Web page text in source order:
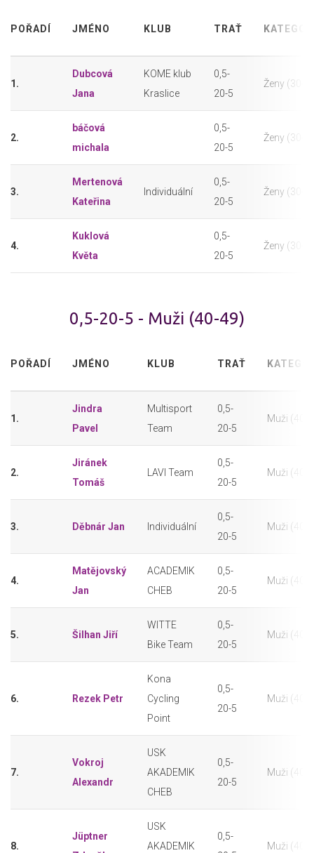
POŘADÍ JMÉNO KLUB TRAŤ
1.
Dubcová
Jana
KOME klub
Kraslice
0,5-
20-5
Ženy (30-
2.
báčová
michala
0,5-
20-5
Ženy (30-
3.
Mertenová
Kateřina
Individuální
0,5-
20-5
Ženy (30-
4.
Kuklová
Květa
0,5-
20-5
Ženy (30-
0,5-20-5 - Muži (40-49)
POŘADÍ JMÉNO KLUB TRAŤ
1.
Jindra
Pavel
Multisport
Team
0,5-
20-5
Muži (40-
2.
Jiránek
Tomáš
LAVI Team
0,5-
20-5
Muži (40-
3. Děbnár Jan Individuální
0,5-
20-5
Muži (40-
4.
Matějovský
Jan
ACADEMIK
CHEB
0,5-
20-5
Muži (40-
5. Šilhan Jiří
WITTE
Bike Team
0,5-
20-5
Muži (40-
6. Rezek Petr
Kona
Cycling
Point
0,5-
20-5
Muži (40-
7.
Vokroj
Alexandr
USK
AKADEMIK
CHEB
0,5-
20-5
Muži (40-
8.
Jüptner
USK
AKADEMIK
0,5-
Muži (40-